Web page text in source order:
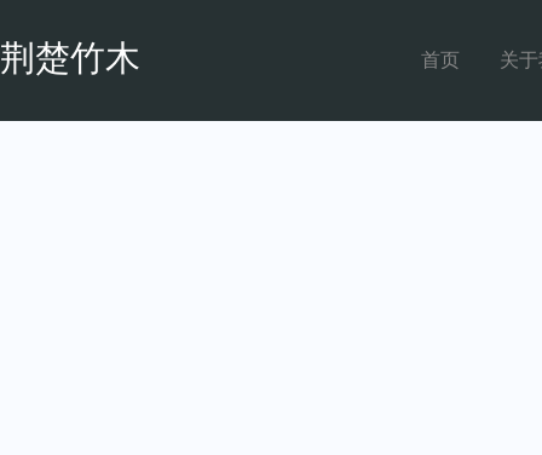
荆楚竹木 首页 关